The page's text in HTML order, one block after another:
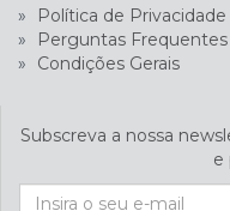
» Política de Privacidade
»
Perguntas Frequentes
»
Condições Gerais
Subscreva a nossa
e